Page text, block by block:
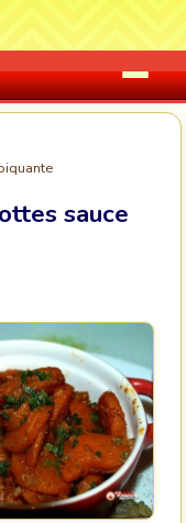
sauce